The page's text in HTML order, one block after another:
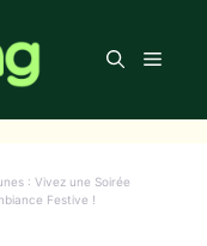
Menu
: Vivez une Soirée
Festive !